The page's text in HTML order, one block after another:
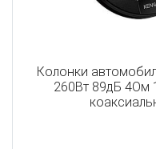
Колонки
260Вт 89дБ 4Ом